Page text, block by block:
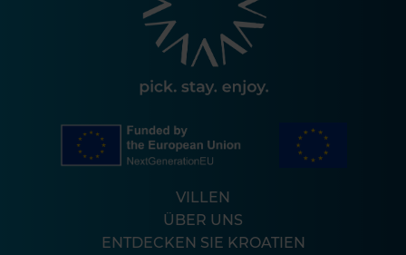
VILLEN
ÜBER UNS
ENTDECKEN SIE KROATIEN